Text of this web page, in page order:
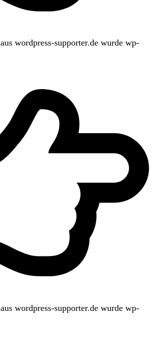
aus wordpress-supporter.de wurde wp-
aus wordpress-supporter.de wurde wp-